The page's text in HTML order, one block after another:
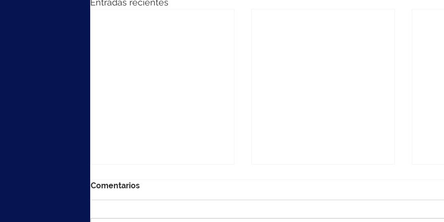
Entradas recientes
Comentarios